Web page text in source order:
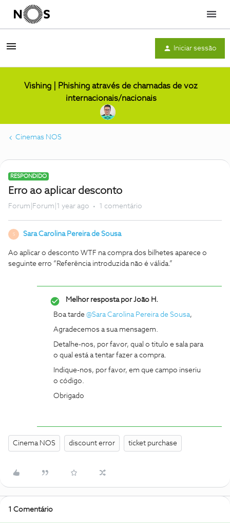
Menu
Iniciar sessão
Vishing | Phishing através de chamadas de voz
internacionais/nacionais
Cinemas NOS
RESPONDIDO
Erro ao aplicar desconto
Forum|Forum|1 year ago 1 comentário
S Sara Carolina Pereira de Sousa
Ao aplicar o desconto WTF na compra dos bilhetes aparece o
seguinte erro “Referência introduzida não é válida.”
Melhor resposta porJoão H.
Boa tarde ​ @Sara Carolina Pereira de Sousa,
Agradecemos a sua mensagem.
Detalhe-nos, por favor, qual o titulo e sala para
o qual está a tentar fazer a compra.
Indique-nos, por favor, em que campo inseriu
o código.
Obrigado
Cinema NOS discount error ticket purchase
1 Comentário